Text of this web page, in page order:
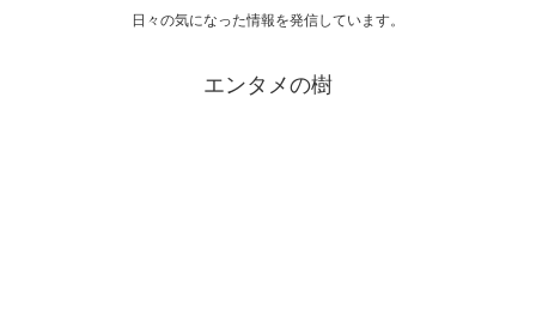
日々の気になった情報を発信しています。
エンタメの樹